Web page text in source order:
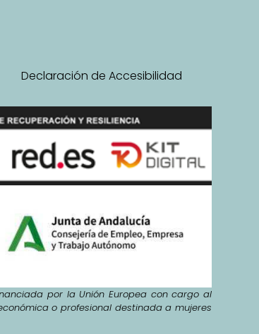
Declaración de Accesibilidad
por la Unión Europea con cargo al
o profesional destinada a mujeres